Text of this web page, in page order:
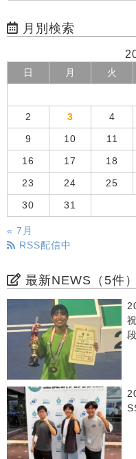
月別検索
日 月 火
2 3 4
9 10 11
16 17 18
23 24 25
30 31
« 7月
RSS配信中
最新NEWS（5件）